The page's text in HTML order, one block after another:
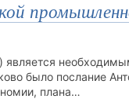
является
было послание
плана…